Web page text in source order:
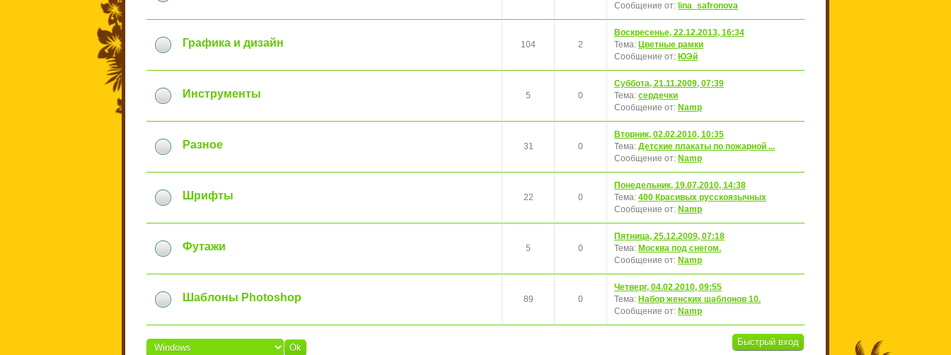
Сообщение от: lina_safronova
Графика и дизайн 104 2
Воскресенье, 22.12.2013, 16:34
Тема: Цветные рамки
Сообщение от: ЮЭй
Инструменты 5 0
Суббота, 21.11.2009, 07:39
Тема: сердечки
Сообщение от: Namp
Разное 31 0
Вторник, 02.02.2010, 10:35
Тема: Детские плакаты по пожарной ...
Сообщение от: Namp
Шрифты 22 0
Понедельник, 19.07.2010, 14:38
Тема: 400 Красивых русскоязычных
Сообщение от: Namp
Футажи 5 0
Пятница, 25.12.2009, 07:18
Тема: Москва под снегом.
Сообщение от: Namp
Шаблоны Photoshop 89 0
Четверг, 04.02.2010, 09:55
Тема: Набор женских шаблонов 10.
Сообщение от: Namp